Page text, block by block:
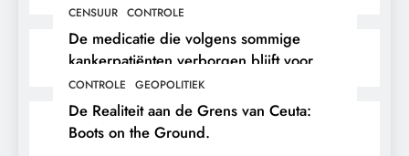
CENSUUR CONTROLE
De medicatie die volgens sommige
kankerpatiënten verborgen blijft voor
hun eigen arts.
CONTROLE GEOPOLITIEK
De Realiteit aan de Grens van Ceuta:
Boots on the Ground.